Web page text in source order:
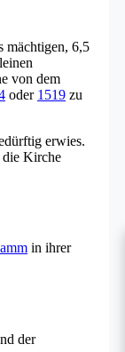
mächtigen, 6,5
von dem
oder 1519 zu
erwies.
die Kirche
in ihrer
der